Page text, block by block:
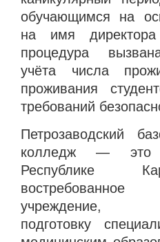
обучающимся на
на имя
процедура
учёта числа
проживания
требований
Петрозаводский
колледж — это
Республике
востребованное
учреждение,
подготовку